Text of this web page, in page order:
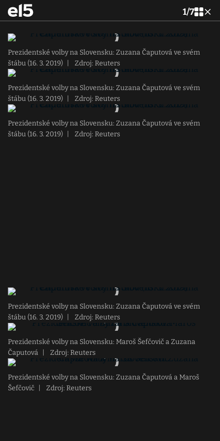
1/7
Prezidentské volby na Slovensku: Zuzana Čaputová ve svém
štábu (16. 3. 2019)
Zdroj: Reuters
Prezidentské volby na Slovensku: Zuzana Čaputová ve svém
štábu (16. 3. 2019)
Zdroj: Reuters
Prezidentské volby na Slovensku: Zuzana Čaputová ve svém
štábu (16. 3. 2019)
Zdroj: Reuters
Prezidentské volby na Slovensku: Zuzana Čaputová ve svém
štábu (16. 3. 2019)
Zdroj: Reuters
Prezidentské volby na Slovensku: Maroš Šefčovič a Zuzana
Čaputová
Zdroj: Reuters
Prezidentské volby na Slovensku: Zuzana Čaputová a Maroš
Šefčovič
Zdroj: Reuters